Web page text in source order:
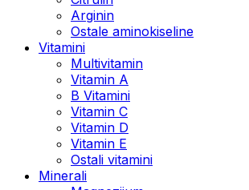
Arginin
Ostale aminokiseline
Vitamini
Multivitamin
Vitamin A
B Vitamini
Vitamin C
Vitamin D
Vitamin E
Ostali vitamini
Minerali